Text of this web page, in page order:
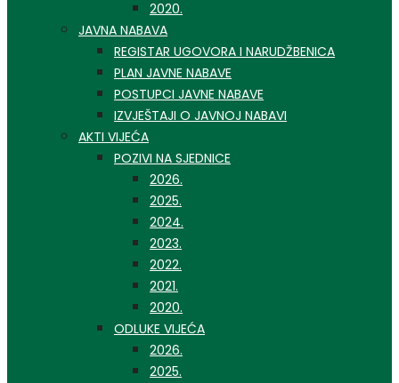
2020.
JAVNA NABAVA
REGISTAR UGOVORA I NARUDŽBENICA
PLAN JAVNE NABAVE
POSTUPCI JAVNE NABAVE
IZVJEŠTAJI O JAVNOJ NABAVI
AKTI VIJEĆA
POZIVI NA SJEDNICE
2026.
2025.
2024.
2023.
2022.
2021.
2020.
ODLUKE VIJEĆA
2026.
2025.